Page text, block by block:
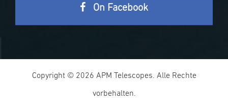
On Facebook
Copyright © 2026 APM Telescopes. Alle Rechte
vorbehalten.